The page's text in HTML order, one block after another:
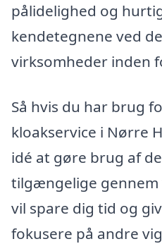
pålidelighed og
kendetegnene ved
virksomheder inden
Så hvis du har brug
kloakservice i Nørre
idé at gøre brug af
tilgængelige
vil spare dig tid og
fokusere på andre